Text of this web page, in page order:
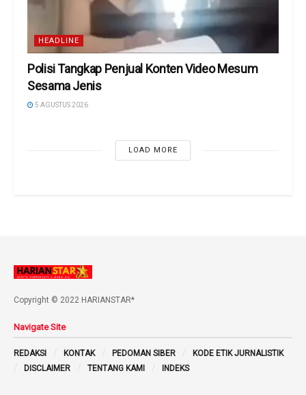
HEADLINE
Polisi Tangkap Penjual Konten Video Mesum
Sesama Jenis
5 AGUSTUS 2026
LOAD MORE
Copyright © 2022 HARIANSTAR*
Navigate Site
REDAKSI KONTAK PEDOMAN SIBER
KODE ETIK JURNALISTIK
DISCLAIMER
TENTANG KAMI INDEKS